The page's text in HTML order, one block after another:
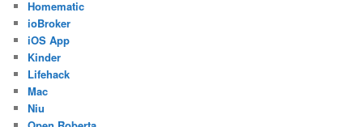
Homematic
ioBroker
iOS App
Kinder
Lifehack
Mac
Niu